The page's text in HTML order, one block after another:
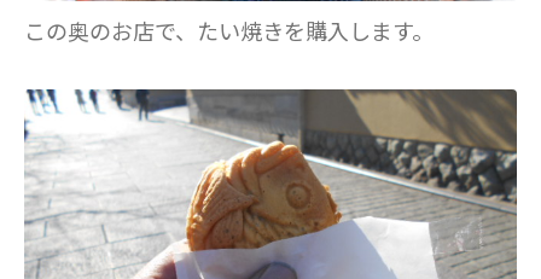
この奥のお店で、たい焼きを購入します。